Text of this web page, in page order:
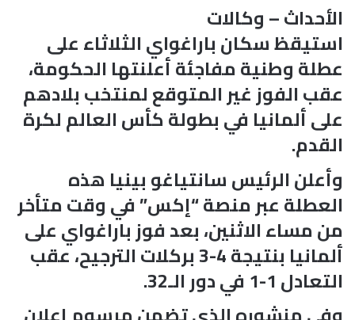
الأحداث – وكالات
استيقظ سكان باراغواي الثلاثاء على
عطلة وطنية مفاجئة أعلنتها الحكومة،
عقب الفوز غير المتوقع لمنتخب بلادهم
على ألمانيا في بطولة كأس العالم لكرة
القدم.
وأعلن الرئيس سانتياغو بينيا هذه
العطلة عبر منصة “إكس” في وقت متأخر
من مساء الاثنين، بعد فوز باراغواي على
ألمانيا بنتيجة 4-3 بركلات الترجيح، عقب
التعادل 1-1 في دور الـ32.